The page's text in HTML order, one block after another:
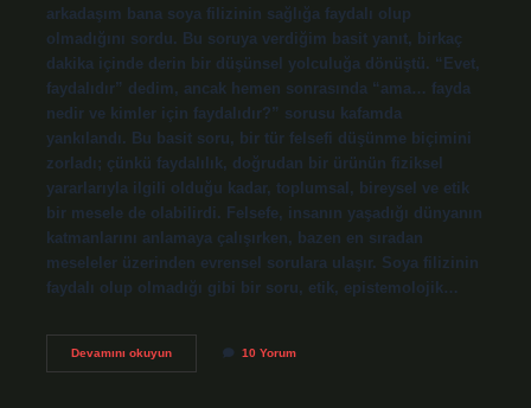
arkadaşım bana soya filizinin sağlığa faydalı olup
olmadığını sordu. Bu soruya verdiğim basit yanıt, birkaç
dakika içinde derin bir düşünsel yolculuğa dönüştü. “Evet,
faydalıdır” dedim, ancak hemen sonrasında “ama… fayda
nedir ve kimler için faydalıdır?” sorusu kafamda
yankılandı. Bu basit soru, bir tür felsefi düşünme biçimini
zorladı; çünkü faydalılık, doğrudan bir ürünün fiziksel
yararlarıyla ilgili olduğu kadar, toplumsal, bireysel ve etik
bir mesele de olabilirdi. Felsefe, insanın yaşadığı dünyanın
katmanlarını anlamaya çalışırken, bazen en sıradan
meseleler üzerinden evrensel sorulara ulaşır. Soya filizinin
faydalı olup olmadığı gibi bir soru, etik, epistemolojik…
Devamını okuyunSoya
10 Yorum